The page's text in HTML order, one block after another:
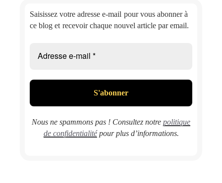
Saisissez votre adresse e-mail pour vous abonner à
ce blog et recevoir chaque nouvel article par email.
Nous ne spammons pas ! Consultez notre politique
de confidentialitépour plus d’informations.